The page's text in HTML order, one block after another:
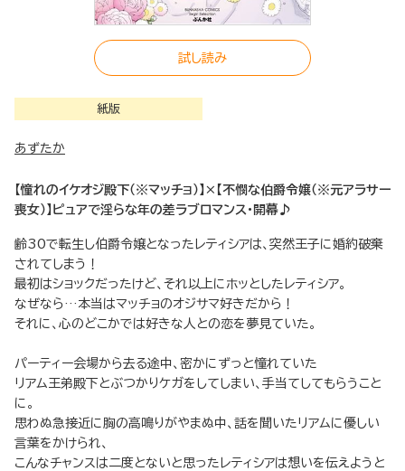
試し読み
紙版
あずたか
【憧れのイケオジ殿下（※マッチョ）】×【不憫な伯爵令嬢（※元アラサー
喪女）】ピュアで淫らな年の差ラブロマンス・開幕♪
齢30で転生し伯爵令嬢となったレティシアは、突然王子に婚約破棄
されてしまう！
最初はショックだったけど、それ以上にホッとしたレティシア。
なぜなら…本当はマッチョのオジサマ好きだから！
それに、心のどこかでは好きな人との恋を夢見ていた。
パーティー会場から去る途中、密かにずっと憧れていた
リアム王弟殿下とぶつかりケガをしてしまい、手当てしてもらうこと
に。
思わぬ急接近に胸の高鳴りがやまぬ中、話を聞いたリアムに優しい
言葉をかけられ、
こんなチャンスは二度とないと思ったレティシアは想いを伝えようと